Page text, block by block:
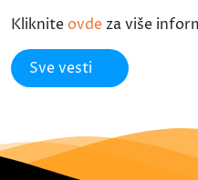
Kliknite ovde za više
Sve vesti